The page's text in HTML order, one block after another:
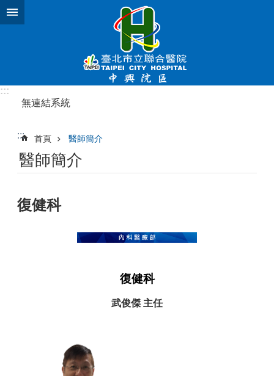
跳到主要內容區塊
:::
無連結系統
::: 首頁 醫師簡介
醫師簡介
復健科
復健科
武俊傑 主任